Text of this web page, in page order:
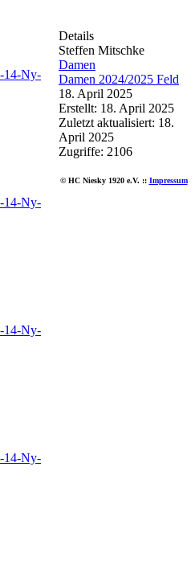
Details
Steffen Mitschke
Damen
Damen 2024/2025 Feld
18. April 2025
Erstellt: 18. April 2025
Zuletzt aktualisiert: 18.
April 2025
Zugriffe: 2106
© HC Niesky 1920 e.V. :: Impressum